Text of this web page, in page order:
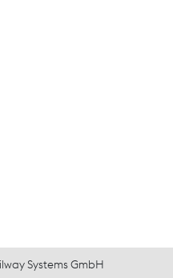
Systems GmbH